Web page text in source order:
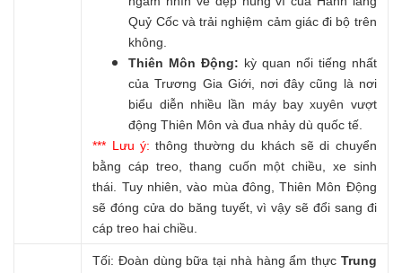
Quỷ Cốc và trải nghiệm cảm giác đi bộ trên
không.
Thiên Môn Động: kỳ quan nổi tiếng nhất
của Trương Gia Giới, nơi đây cũng là nơi
biểu diễn nhiều lần máy bay xuyên vượt
động Thiên Môn và đua nhảy dù quốc tế.
*** Lưu ý: thông thường du khách sẽ di chuyển
bằng cáp treo, thang cuốn một chiều, xe sinh
thái. Tuy nhiên, vào mùa đông, Thiên Môn Động
sẽ đóng cửa do băng tuyết, vì vậy sẽ đổi sang đi
cáp treo hai chiều.
Tối: Đoàn dùng bữa tại nhà hàng ẩm thực Trung